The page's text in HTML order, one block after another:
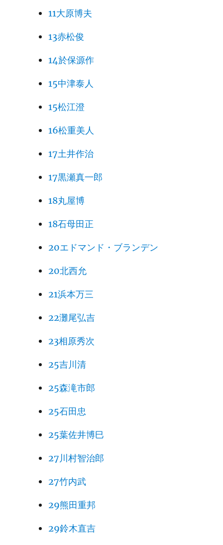
11大原博夫
13赤松俊
14於保源作
15中津泰人
15松江澄
16松重美人
17土井作治
17黒瀬真一郎
18丸屋博
18石母田正
20エドマンド・ブランデン
20北西允
21浜本万三
22灘尾弘吉
23相原秀次
25吉川清
25森滝市郎
25石田忠
25葉佐井博巳
27川村智治郎
27竹内武
29熊田重邦
29鈴木直吉